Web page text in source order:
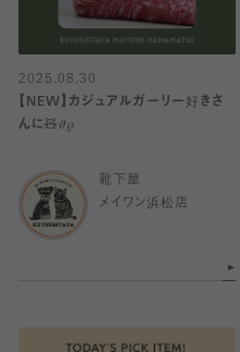
2025.08.30
【NEW】カジュアルガーリー好きさ
んに🧸𝜗𝜚
靴下屋
メイワン浜松店